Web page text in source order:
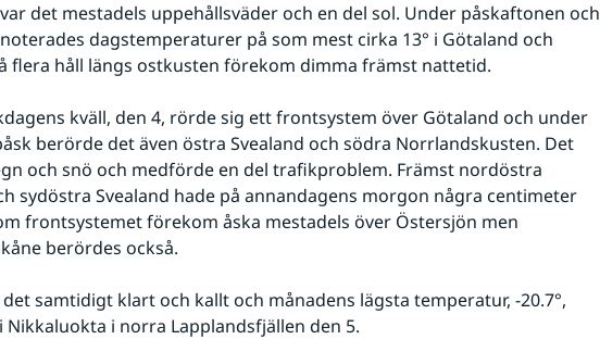
det mestadels uppehållsväder och en del sol. Under påskaftonen och
dagstemperaturer på som mest cirka 13° i Götaland och
flera håll längs ostkusten förekom dimma främst nattetid.
berörde det även östra Svealand och södra Norrlandskusten. Det
och snö och medförde en del trafikproblem. Främst nordöstra
sydöstra Svealand hade på annandagens morgon några centimeter
frontsystemet förekom åska mestadels över Östersjön men
berördes också.
Nikkaluokta i norra Lapplandsfjällen den 5.